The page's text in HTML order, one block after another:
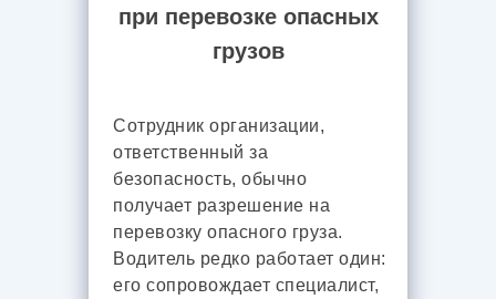
при перевозке опасных
грузов
Сотрудник организации,
ответственный за
безопасность, обычно
получает разрешение на
перевозку опасного груза.
Водитель редко работает один:
его сопровождает специалист,